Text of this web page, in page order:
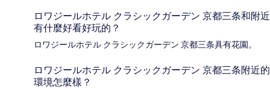
ロワジールホテル クラシックガーデン 京都三条和附近
有什麼好看好玩的？
ロワジールホテル クラシックガーデン 京都三条具有花園。
ロワジールホテル クラシックガーデン 京都三条附近的
環境怎麼樣？